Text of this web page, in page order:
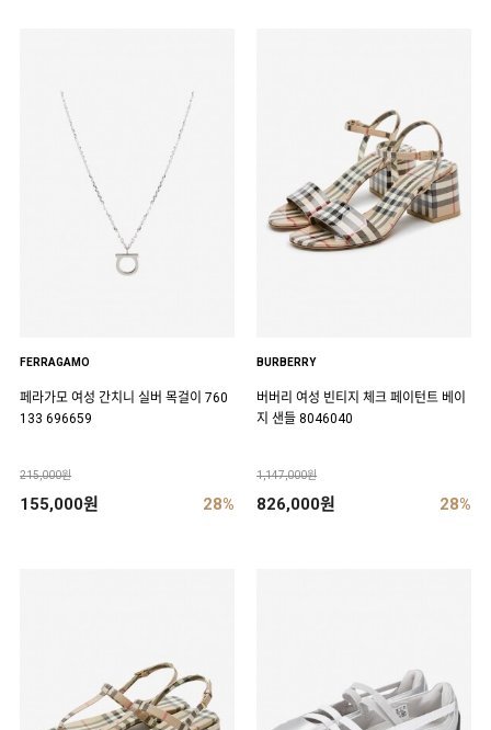
FERRAGAMO
페라가모 여성 간치니 실버 목걸이 760
133 696659
215,000원
155,000원 28%
BURBERRY
버버리 여성 빈티지 체크 페이턴트 베이
지 샌들 8046040
1,147,000원
826,000원 28%